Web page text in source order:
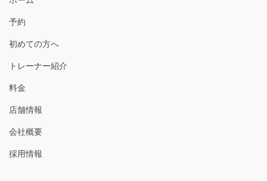
予約
初めての方へ
トレーナー紹介
料金
店舗情報
会社概要
採用情報